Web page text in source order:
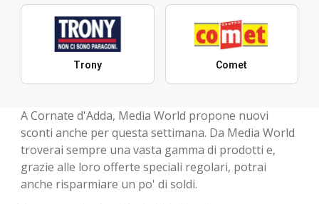
Trony Comet
A Cornate d'Adda, Media World propone nuovi
sconti anche per questa settimana. Da Media World
troverai sempre una vasta gamma di prodotti e,
grazie alle loro offerte speciali regolari, potrai
anche risparmiare un po' di soldi.